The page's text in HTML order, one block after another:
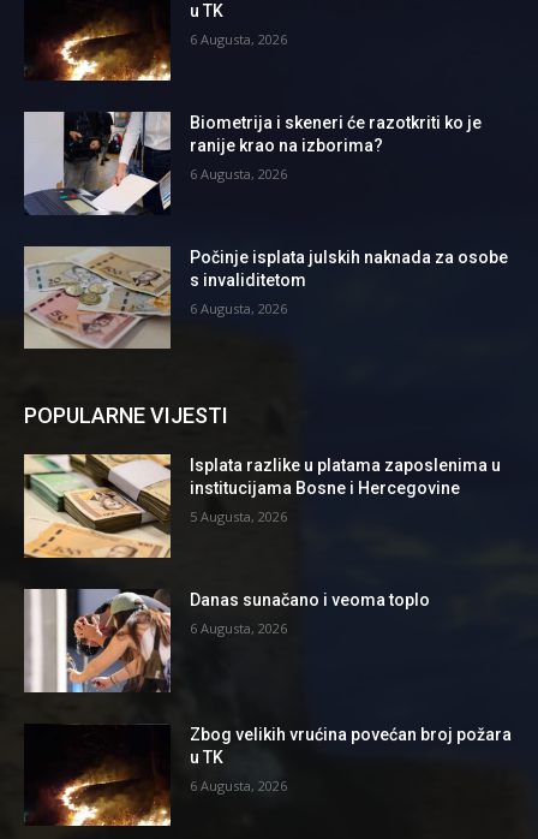
u TK
6 Augusta, 2026
Biometrija i skeneri će razotkriti ko je
ranije krao na izborima?
6 Augusta, 2026
Počinje isplata julskih naknada za osobe
s invaliditetom
6 Augusta, 2026
POPULARNE VIJESTI
Isplata razlike u platama zaposlenima u
institucijama Bosne i Hercegovine
5 Augusta, 2026
Danas sunačano i veoma toplo
6 Augusta, 2026
Zbog velikih vrućina povećan broj požara
u TK
6 Augusta, 2026